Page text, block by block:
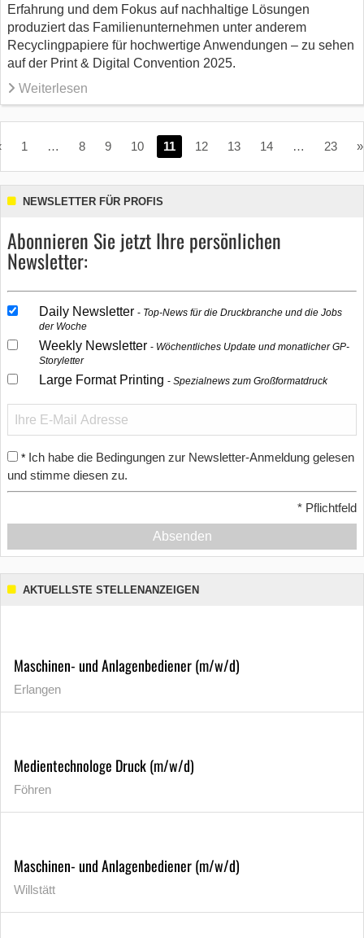
Erfahrung und dem Fokus auf nachhaltige Lösungen
produziert das Familienunternehmen unter anderem
Recyclingpapiere für hochwertige Anwendungen – zu sehen
auf der Print & Digital Convention 2025.
Weiterlesen
1 … 8 9 10 11 12 13 14 … 23 »
NEWSLETTER FÜR PROFIS
Abonnieren Sie jetzt Ihre persönlichen
Newsletter:
Daily Newsletter
Top-News für die Druckbranche und die Jobs
der Woche
Weekly Newsletter
Wöchentliches Update und monatlicher GP-
Storyletter
Large Format Printing Spezialnews zum Großformatdruck
* Ich habe die Bedingungen zur Newsletter-Anmeldung gelesen
und stimme diesen zu.
* Pflichtfeld
Absenden
AKTUELLSTE STELLENANZEIGEN
Maschinen- und Anlagenbediener (m/w/d)
Erlangen
Medientechnologe Druck (m/w/d)
Föhren
Maschinen- und Anlagenbediener (m/w/d)
Willstätt